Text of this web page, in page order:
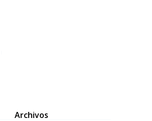
Archivos